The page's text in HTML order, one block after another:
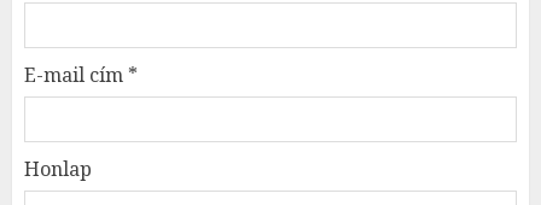
E-mail cím *
Honlap